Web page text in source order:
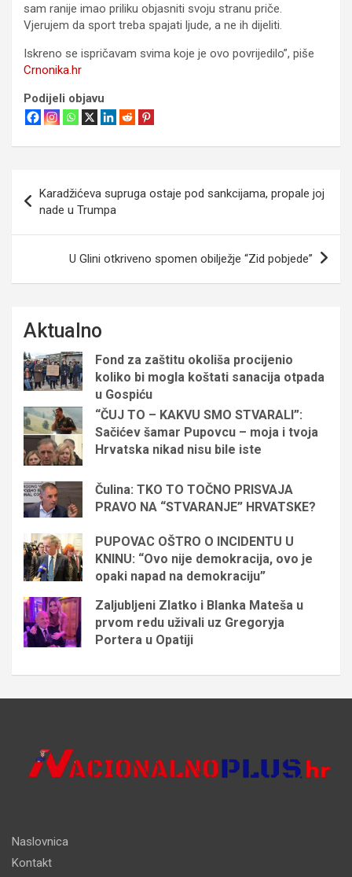
sam ranije imao priliku objasniti svoju stranu priče.
Vjerujem da sport treba spajati ljude, a ne ih dijeliti.
Iskreno se ispričavam svima koje je ovo povrijedilo”, piše
Crnonika.hr
Podijeli objavu
objava
Karadžićeva supruga ostaje pod sankcijama, propale joj
nade u Trumpa
U Glini otkriveno spomen obilježje “Zid pobjede”
Aktualno
Fond za zaštitu okoliša procijenio
koliko bi mogla koštati sanacija otpada
u Gospiću
“ČUJ TO – KAKVU SMO STVARALI”:
Sačićev šamar Pupovcu – moja i tvoja
Hrvatska nikad nisu bile iste
Čulina: TKO TO TOČNO PRISVAJA
PRAVO NA “STVARANJE” HRVATSKE?
PUPOVAC OŠTRO O INCIDENTU U
KNINU: “Ovo nije demokracija, ovo je
opaki napad na demokraciju”
Zaljubljeni Zlatko i Blanka Mateša u
prvom redu uživali uz Gregoryja
Portera u Opatiji
Naslovnica
Kontakt